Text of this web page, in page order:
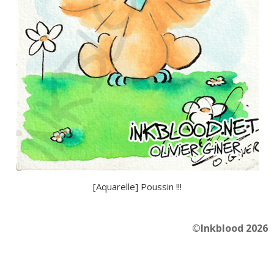
[Aquarelle] Poussin !!!
©Inkblood 2026